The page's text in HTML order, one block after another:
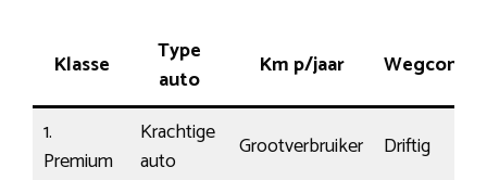
Klasse
Type
auto
Km p/jaar
1.
Premium
Krachtige
auto
Grootverbruiker
Driftig